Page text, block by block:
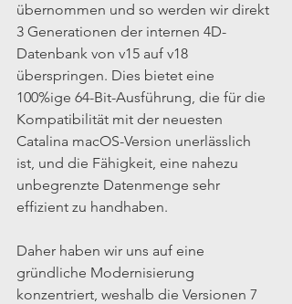
übernommen und so werden wir direkt
3 Generationen der internen 4D-
Datenbank von v15 auf v18
überspringen. Dies bietet eine
100%ige 64-Bit-Ausführung, die für die
Kompatibilität mit der neuesten
Catalina macOS-Version unerlässlich
ist, und die Fähigkeit, eine nahezu
unbegrenzte Datenmenge sehr
effizient zu handhaben.
Daher haben wir uns auf eine
gründliche Modernisierung
konzentriert, weshalb die Versionen 7